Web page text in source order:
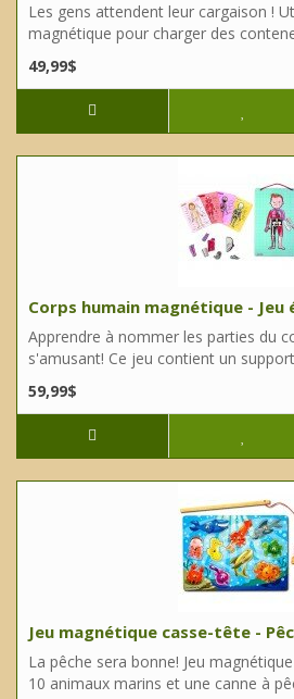
Les gens attendent leur cargaison !
magnétique pour charger des
49,99$
Corps humain magnétique - Jeu
Apprendre à nommer les parties du
s'amusant! Ce jeu contient un
59,99$
Jeu magnétique casse-tête -
La pêche sera bonne! Jeu
10 animaux marins et une canne à